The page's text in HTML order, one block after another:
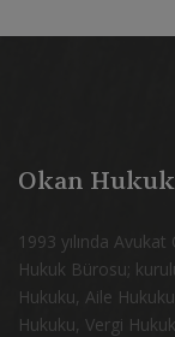
Okan Hukuk
1993 yılında
Hukuk Bürosu;
Hukuku, Aile
Hukuku, Vergi